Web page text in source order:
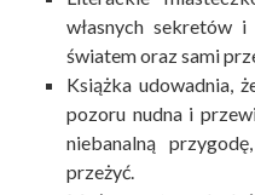
własnych sekretów
światem oraz sami
Książka udowadnia,
pozoru nudna i
niebanalną
przeżyć.